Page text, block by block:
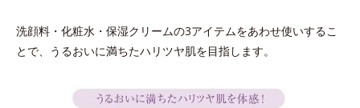
洗顔料・化粧水・保湿クリームの3アイテムをあわせ使いするこ
とで、うるおいに満ちたハリツヤ肌を目指します。